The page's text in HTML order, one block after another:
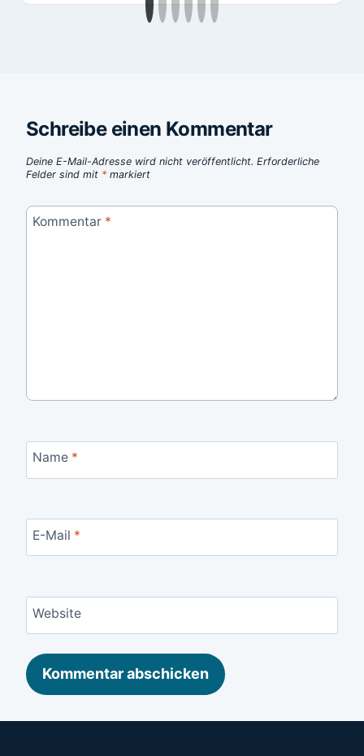
Schreibe einen Kommentar
Deine E-Mail-Adresse wird nicht veröffentlicht. Erforderliche
Felder sind mit * markiert
Kommentar *
Name *
E-Mail *
Website